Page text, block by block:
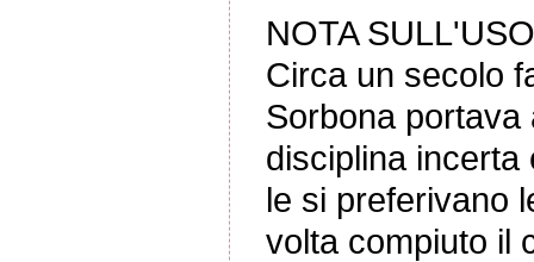
NOTA
Circa un secolo
Sorbona
disciplina incerta
le si preferivano
volta compiuto il